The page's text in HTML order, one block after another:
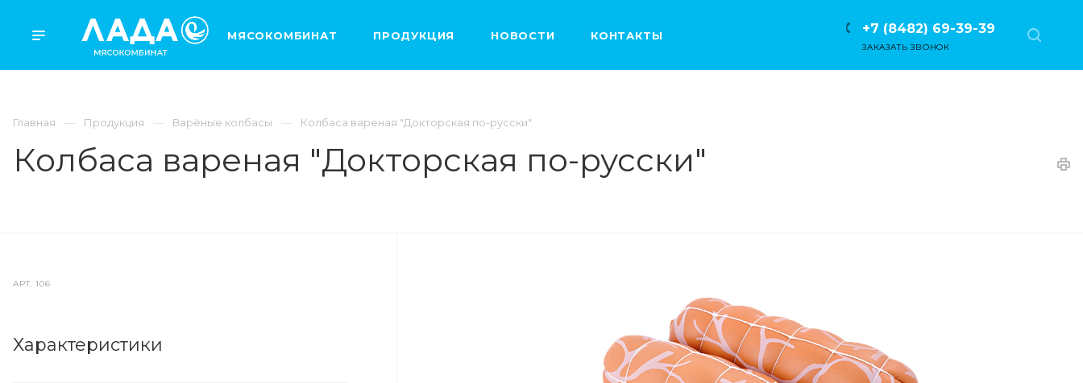
+7 (8482) 69-39-39
ЗАКАЗАТЬ ЗВОНОК
МЯСОКОМБИНАТ ПРОДУКЦИЯ НОВОСТИ КОНТАКТЫ
Главная Продукция Варёные колбасы Колбаса вареная "Докторская по-русски"
Колбаса вареная "Докторская по-русски"
АРТ.106
Характеристики